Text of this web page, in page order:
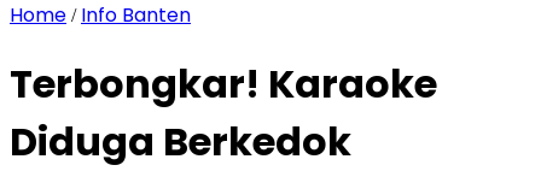
Home / Info Banten
Terbongkar! Karaoke
Diduga Berkedok